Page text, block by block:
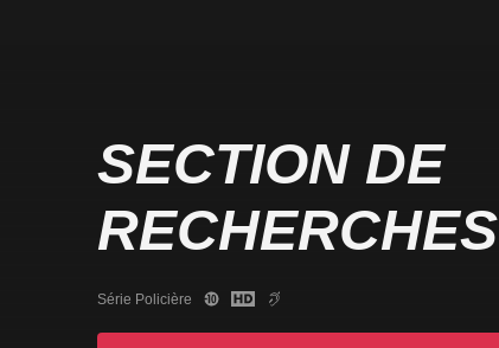
SECTION DE
RECHERCHES
Série Policière